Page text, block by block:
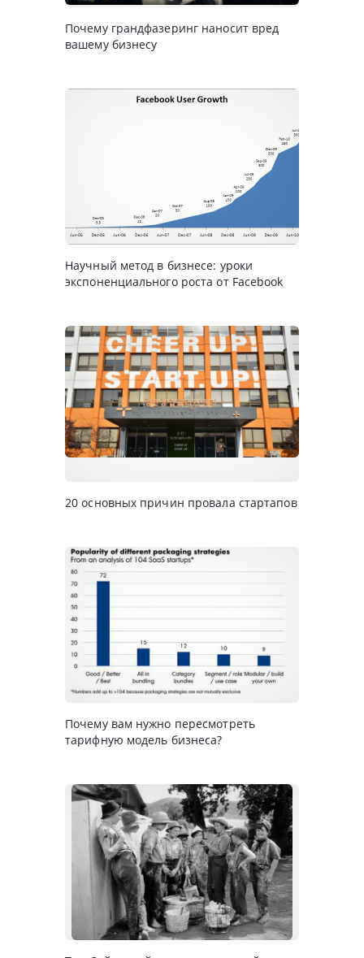
Почему грандфазеринг наносит вред
вашему бизнесу
Научный метод в бизнесе: уроки
экспоненциального роста от Facebook
20 основных причин провала стартапов
Почему вам нужно пересмотреть
тарифную модель бизнеса?